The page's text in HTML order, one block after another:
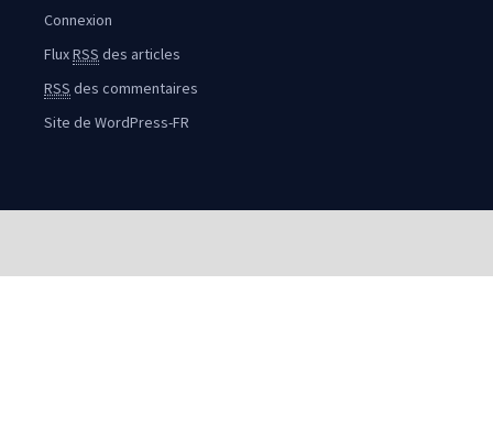
Connexion
FluxRSS des articles
RSS des commentaires
Site de WordPress-FR